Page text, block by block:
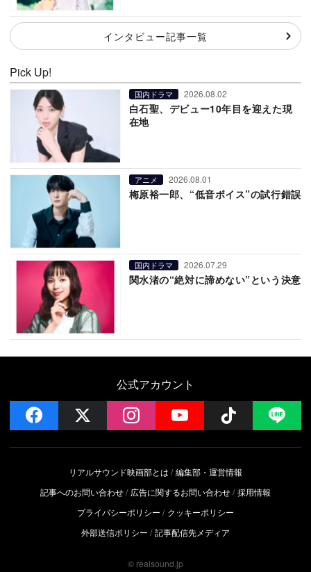
インタビュー記事一覧
Pick Up!
国内ドラマ 2026.08.02
白石聖、デビュー10年目を迎えた現
在地
アニメ 2026.08.01
梅原裕一郎、“低音ボイス”の試行錯誤
国内ドラマ 2026.07.29
関水渚の“絶対に諦めない”という決意
公式アカウント
facebook instagramYouTube Follow
リアルサウンド映画部とは
編集部・運営情報
記事へのお問い合わせ
広告に関するお問い合わせ 採用情報
プライバシーポリシー
クッキーポリシー
外部送信ポリシー
記事配信先メディア
© realsound.jp